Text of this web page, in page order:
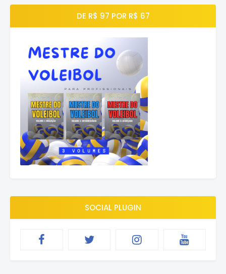
DE R$ 97 POR R$ 67
SOCIAL PLUGIN